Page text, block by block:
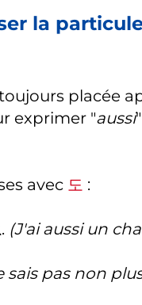
la
placée
exprimer "aussi
avec 도 :
. (J'ai aussi un
sais pas non